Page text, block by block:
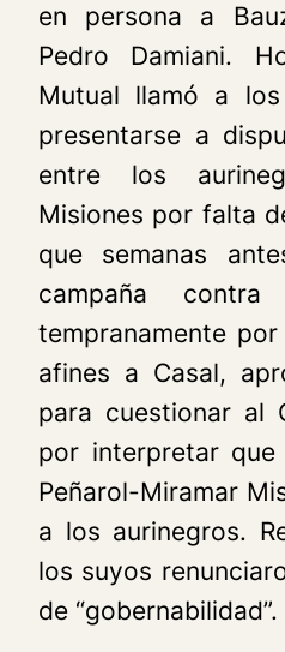
en persona a
Pedro Damiani.
Mutual llamó a
presentarse a
entre los
Misiones por falta
que semanas
campaña contra
tempranamente
afines a Casal,
para cuestionar al
por interpretar
Peñarol-Miramar
a los aurinegros.
los suyos
de “gobernabilidad”.